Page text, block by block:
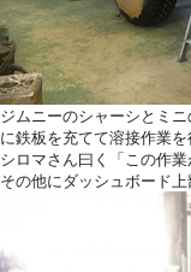
ジムニーのシャーシとミ
に鉄板を充てて溶接作業を
シロマさん曰く「この作業
その他にダッシュボード上